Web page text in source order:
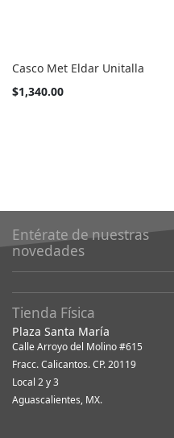
Casco Met Eldar Unitalla
Tan
$1,340.00
Entérate de nuestras
novedades
Tienda Física
Plaza Santa María
Calle Arroyo del Molino #615
Fracc. Calicantos. CP. 20119
Local 2 y 3
Aguascalientes, MX.